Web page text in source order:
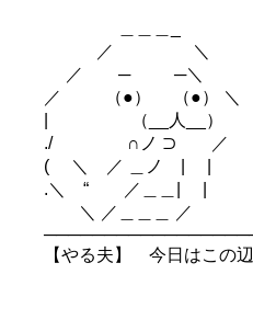
／ ＼
／ ─ ─＼
／ （●） （●） ＼
| （__人__）
./ ∩ノ ⊃ ／
( ＼ ／ ＿ノ | |
.＼ “ ／＿＿| |
＼ ／＿＿＿ ／
【やる夫】 今日はこの